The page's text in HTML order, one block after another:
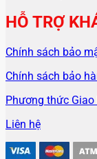
HỖ TRỢ
Chính sách bảo
Chính sách bảo
Phương thức
Liên hệ